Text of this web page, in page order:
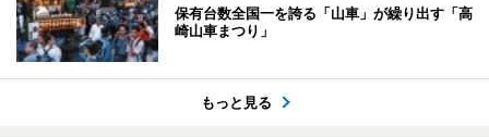
保有台数全国一を誇る「山車」が繰り出す「高
崎山車まつり」
もっと見る